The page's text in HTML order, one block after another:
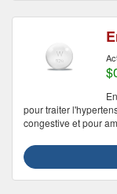
pour traiter
congestive et pour